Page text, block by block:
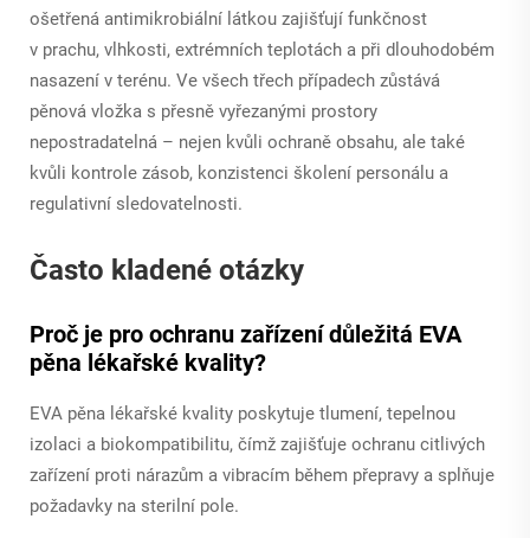
ošetřená antimikrobiální látkou zajišťují funkčnost
v prachu, vlhkosti, extrémních teplotách a při dlouhodobém
nasazení v terénu. Ve všech třech případech zůstává
pěnová vložka s přesně vyřezanými prostory
nepostradatelná – nejen kvůli ochraně obsahu, ale také
kvůli kontrole zásob, konzistenci školení personálu a
regulativní sledovatelnosti.
Často kladené otázky
Proč je pro ochranu zařízení důležitá EVA
pěna lékařské kvality?
EVA pěna lékařské kvality poskytuje tlumení, tepelnou
izolaci a biokompatibilitu, čímž zajišťuje ochranu citlivých
zařízení proti nárazům a vibracím během přepravy a splňuje
požadavky na sterilní pole.